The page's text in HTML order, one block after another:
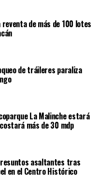
de más de 100 lotes
de tráileres paraliza
La Malinche estará
más de 30 mdp
asaltantes tras
en el Centro Histórico